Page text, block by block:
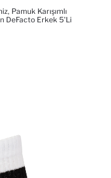
Pamuk Karışımlı
DeFacto Erkek 5'li